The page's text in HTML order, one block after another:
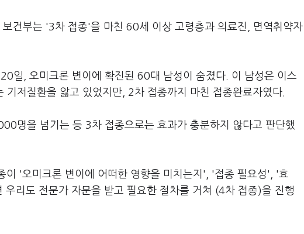
건부는 '3차 접종'을 마친 60세 이상 고령층과 의료진, 면역취약자
일, 오미크론 변이에 확진된 60대 남성이 숨졌다. 이 남성은 이스
저질환을 앓고 있었지만, 2차 접종까지 마친 접종완료자였다.
명을 넘기는 등 3차 접종으로는 효과가 충분하지 않다고 판단했
이 '오미크론 변이에 어떠한 영향을 미치는지', '접종 필요성', '효
리도 전문가 자문을 받고 필요한 절차를 거쳐 (4차 접종)을 진행